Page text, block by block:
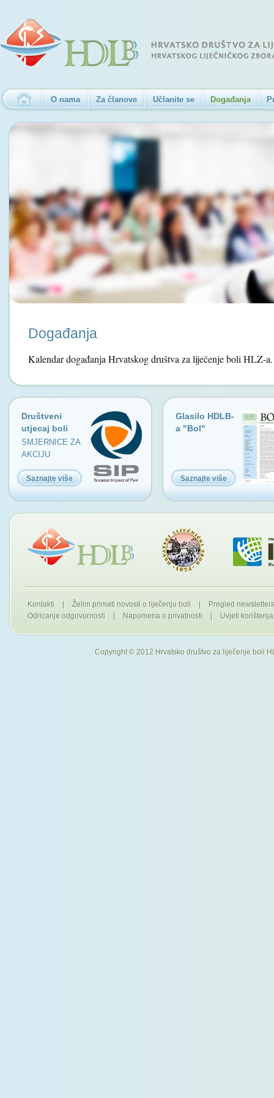
O nama Za članove Učlanite se Događanja
Događanja
Kalendar događanja Hrvatskog društva za liječenje boli HLZ-a.
Društveni
utjecaj boli
SMJERNICE ZA
AKCIJU
Saznajte više
Glasilo HDLB-
a "Bol"
Saznajte više
Kontakti Želim primati novosti o liječenju boli
Pregled
Odricanje odgovornosti
Napomena o privatnosti Uvjeti korištenja
Copyright © 2012 Hrvatsko društvo za liječenje boli